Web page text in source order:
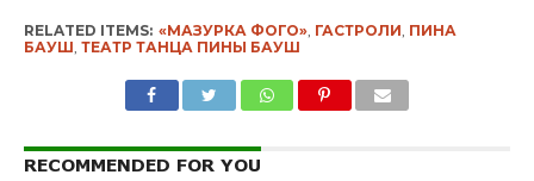
RELATED ITEMS: «МАЗУРКА ФОГО», ГАСТРОЛИ ПИНА
БАУШ ТЕАТР ТАНЦА ПИНЫ БАУШ
RECOMMENDED FOR YOU